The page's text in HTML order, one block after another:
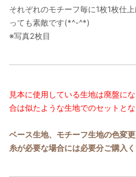
それぞれのモチーフ毎に1枚1枚仕
っても素敵です(*^-^*)
※写真2枚目
見本に使用している生地は廃盤に
合は似たような生地でのセットとな
ベース生地、モチーフ生地の色変
糸が必要な場合には必要分ご購入く